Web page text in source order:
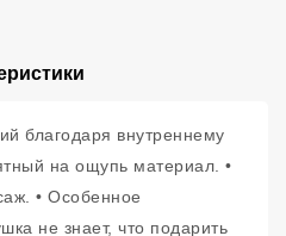
благодаря внутреннему
на ощупь материал. •
• Особенное
не знает, что подарить